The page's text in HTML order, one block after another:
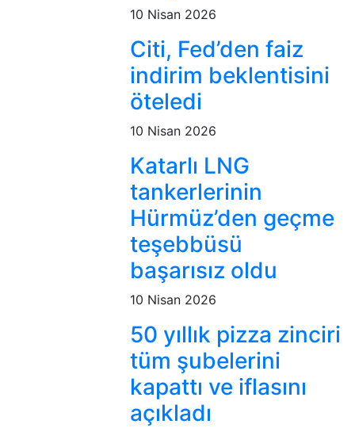
10 Nisan 2026
Citi, Fed’den faiz
indirim beklentisini
öteledi
10 Nisan 2026
Katarlı LNG
tankerlerinin
Hürmüz’den geçme
teşebbüsü
başarısız oldu
10 Nisan 2026
50 yıllık pizza zinciri
tüm şubelerini
kapattı ve iflasını
açıkladı